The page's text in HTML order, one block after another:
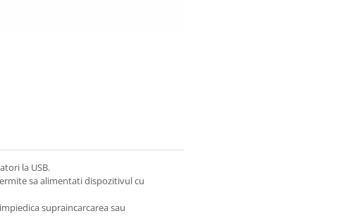
la USB.
sa alimentati dispozitivul cu
supraincarcarea sau